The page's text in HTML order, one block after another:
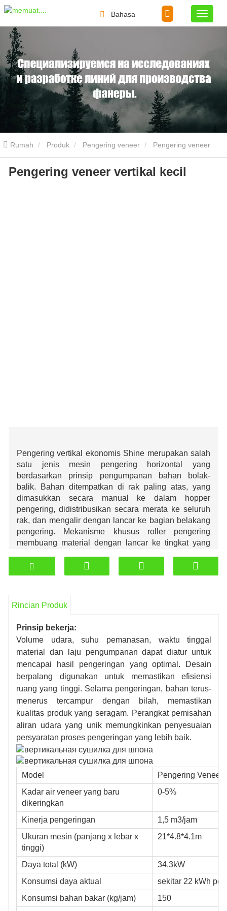
Bahasa
Rumah Produk Pengering veneer
vertikal kecil
Pengering veneer vertikal kecil
Pengering vertikal ekonomis Shine merupakan salah
satu jenis mesin pengering horizontal yang
berdasarkan prinsip pengumpanan bahan bolak-
balik. Bahan ditempatkan di rak paling atas, yang
dimasukkan secara manual ke dalam hopper
pengering, didistribusikan secara merata ke seluruh
rak, dan mengalir dengan lancar ke bagian belakang
pengering. Mekanisme khusus roller pengering
membuang material dengan lancar ke tingkat yang
bahan diangkut ke outlet di bagian depan pengering
untuk dibuang. Bahan-bahan di dalam pengering
Sumber panasnya menggunakan pembakar proses
sehingga menghemat bahan mentah.
Rincian Produk
Prinsip bekerja:
Volume udara, suhu pemanasan, waktu tinggal
material dan laju pengumpanan dapat diatur untuk
mencapai hasil pengeringan yang optimal. Desain
berpalang digunakan untuk memastikan efisiensi
ruang yang tinggi. Selama pengeringan, bahan terus-
menerus tercampur dengan bilah, memastikan
kualitas produk yang seragam. Perangkat pemisahan
aliran udara yang unik memungkinkan penyesuaian
persyaratan proses pengeringan yang lebih baik.
Model
Pengering Veneer
Kadar air veneer yang baru
dikeringkan
0-5%
Kinerja pengeringan
1,5 m3/jam
Ukuran mesin (panjang x lebar x
tinggi)
21*4.8*4.1m
Daya total (kW)
34,3kW
Konsumsi daya aktual
sekitar 22 kWh per
Konsumsi bahan bakar (kg/jam)
150